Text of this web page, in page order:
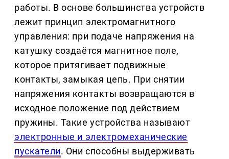
работы. В основе большинства устройств
лежит принцип электромагнитного
управления: при подаче напряжения на
катушку создаётся магнитное поле,
которое притягивает подвижные
контакты, замыкая цепь. При снятии
напряжения контакты возвращаются в
исходное положение под действием
пружины. Такие устройства называют
электронные и электромеханические
пускатели. Они способны выдерживать